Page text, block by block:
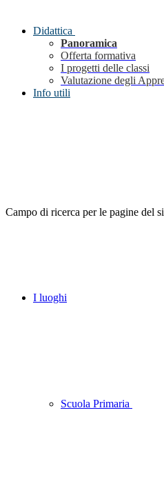
Didattica
Panoramica
Offerta formativa
I progetti delle classi
Valutazione degli
Info utili
Campo di ricerca per le pagine del
I luoghi
Scuola Primaria